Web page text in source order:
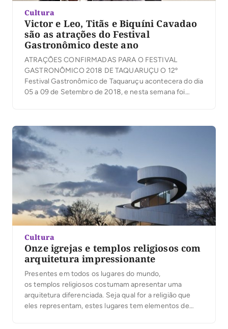
Cultura
Victor e Leo, Titãs e Biquíni Cavadao
são as atrações do Festival
Gastronômico deste ano
ATRAÇÕES CONFIRMADAS PARA O FESTIVAL
GASTRONÔMICO 2018 DE TAQUARUÇU O 12º
Festival Gastronômico de Taquaruçu acontecera do dia
05 a 09 de Setembro de 2018, e nesta semana foi
da gastronomia estarão presente no Festival. Confira
abaixo a […]
Cultura
Onze igrejas e templos religiosos com
arquitetura impressionante
Presentes em todos os lugares do mundo,
os templos religiosos costumam apresentar uma
arquitetura diferenciada. Seja qual for a religião que
eles representam, estes lugares tem elementos de